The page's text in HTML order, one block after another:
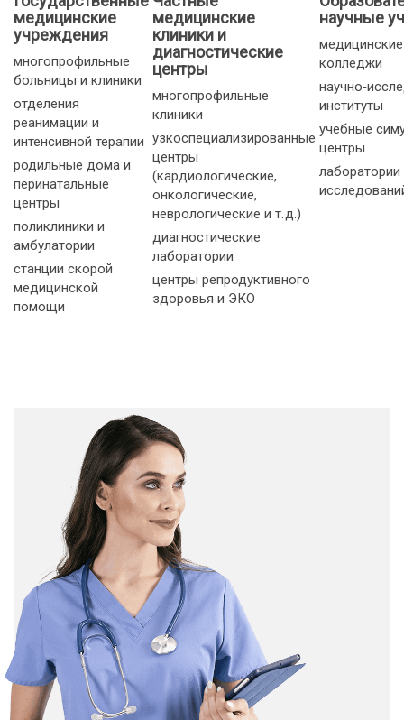
медицинские
учреждения
многопрофильные
больницы и клиники
отделения
реанимации и
интенсивной терапии
родильные дома и
перинатальные
центры
поликлиники и
амбулатории
станции скорой
медицинской
помощи
медицинские
клиники и
диагностические
центры
многопрофильные
клиники
узкоспециализированные
центры
(кардиологические,
онкологические,
неврологические и т. д.)
диагностические
лаборатории
центры репродуктивного
здоровья и ЭКО
научные
колледжи
институты
учебные
центры
лаборатории